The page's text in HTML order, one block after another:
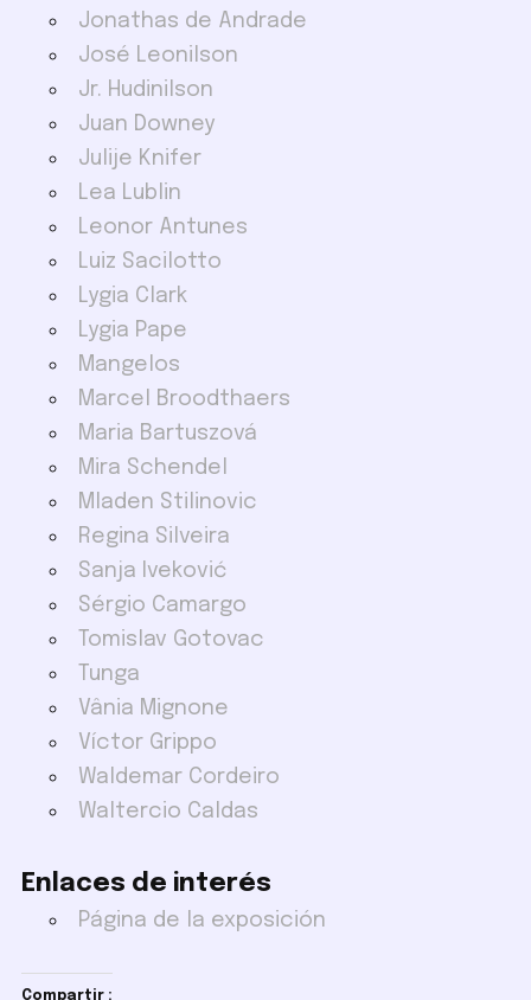
Jonathas de Andrade
José Leonilson
Jr. Hudinilson
Juan Downey
Julije Knifer
Lea Lublin
Leonor Antunes
Luiz Sacilotto
Lygia Clark
Lygia Pape
Mangelos
Marcel Broodthaers
Maria Bartuszová
Mira Schendel
Mladen Stilinovic
Regina Silveira
Sanja Iveković
Sérgio Camargo
Tomislav Gotovac
Tunga
Vânia Mignone
Víctor Grippo
Waldemar Cordeiro
Waltercio Caldas
Enlaces de interés
Página de la exposición
Compartir :